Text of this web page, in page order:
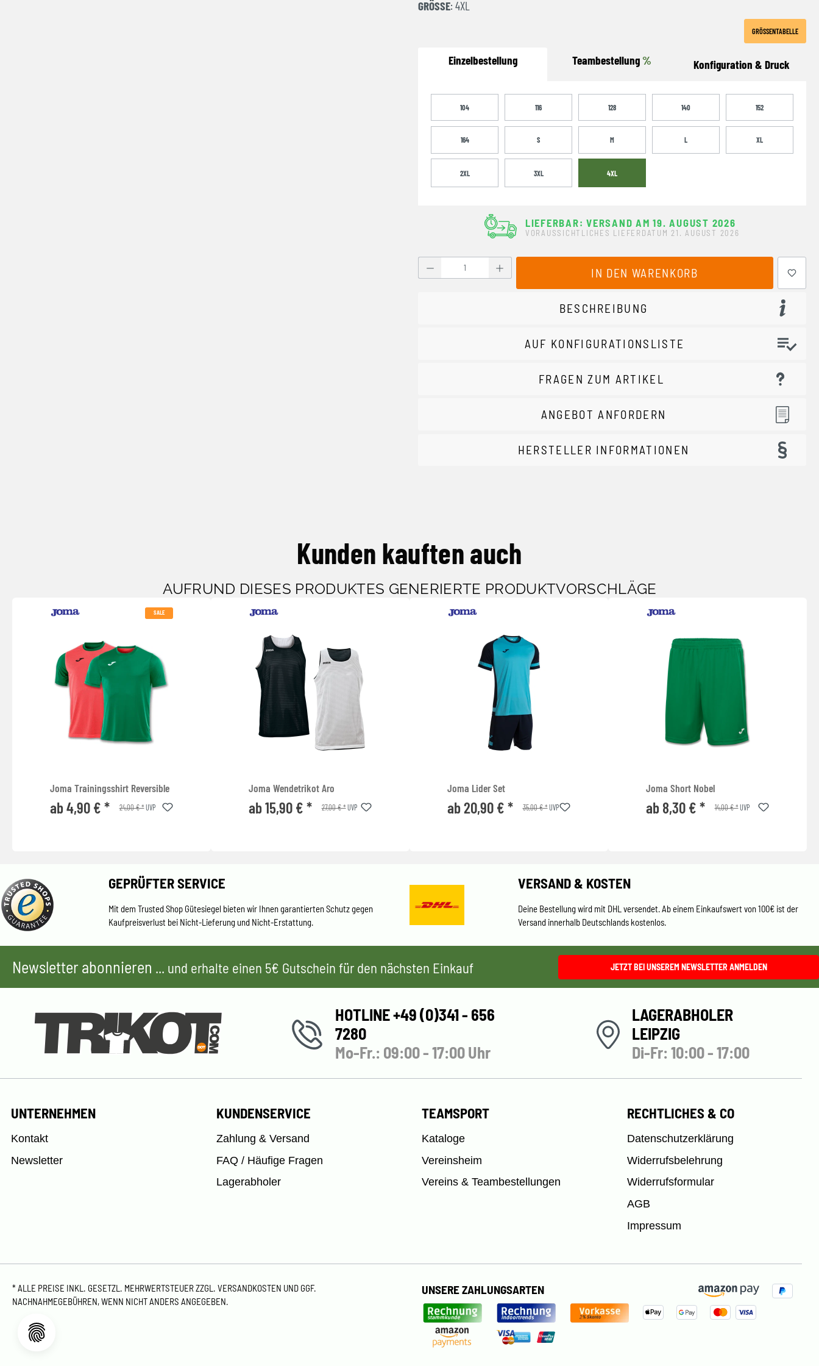
GRÖSSE : 4XL
GRÖSSENTABELLE
Einzelbestellung Teambestellung % Konfiguration & Druck
104 116 128 140 152
164 S M L XL
2XL 3XL 4XL
LIEFERBAR: VERSAND AM 19. AUGUST 2026
VORAUSSICHTLICHES LIEFERDATUM 21. AUGUST 2026
Produkt Anzahl: Gib den gewünschten Wert ein oder benutze die Schaltflächen
IN DEN WARENKORB
BESCHREIBUNG
AUF KONFIGURATIONSLISTE
FRAGEN ZUM ARTIKEL
ANGEBOT ANFORDERN
HERSTELLER INFORMATIONEN
Kunden kauften auch
AUFRUND DIESES PRODUKTES GENERIERTE PRODUKTVORSCHLÄGE
SALE
Joma Trainingsshirt Reversible
ab 4,90 € * 24,00 € *UVP
Joma Wendetrikot Aro
ab 15,90 € * 27,00 € *UVP
Joma Lider Set
ab 20,90 € * 35,00 € *UVP
Joma Short Nobel
ab 8,30 € * 14,00 € *UVP
GEPRÜFTER SERVICE
Mit dem Trusted Shop Gütesiegel bieten wir Ihnen garantierten Schutz gegen
Kaufpreisverlust bei Nicht-Lieferung und Nicht-Erstattung.
VERSAND & KOSTEN
Deine Bestellung wird mit DHL versendet. Ab einem Einkaufswert von 100€ ist der
Versand innerhalb Deutschlands kostenlos.
Newsletter abonnieren ... und erhalte einen 5€ Gutschein für den nächsten Einkauf JETZT BEI UNSEREM NEWSLETTER ANMELDEN
HOTLINE +49 (0)341 - 656
7280
Mo-Fr.: 09:00 - 17:00 Uhr
LAGERABHOLER
LEIPZIG
Di-Fr: 10:00 - 17:00
UNTERNEHMEN
Kontakt
Newsletter
KUNDENSERVICE
Zahlung & Versand
FAQ / Häufige Fragen
Lagerabholer
TEAMSPORT
Kataloge
Vereinsheim
Vereins & Teambestellungen
RECHTLICHES & CO
Datenschutzerklärung
Widerrufsbelehrung
Widerrufsformular
AGB
Impressum
* ALLE PREISE INKL. GESETZL. MEHRWERTSTEUER ZZGL. VERSANDKOSTEN UND GGF.
NACHNAHMEGEBÜHREN, WENN NICHT ANDERS ANGEGEBEN.
UNSERE ZAHLUNGSARTEN